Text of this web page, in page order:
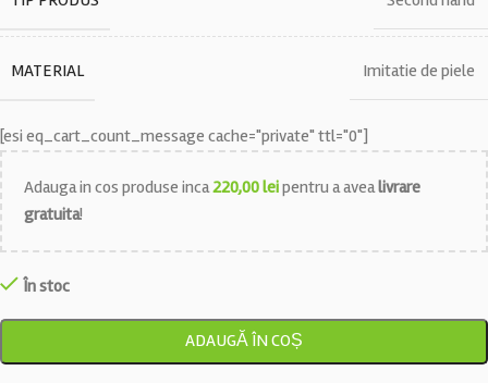
MATERIAL Imitatie de piele
[esi eq_cart_count_message cache="private" ttl="0"]
Adauga in cos produse inca220,00leipentru a avealivrare
gratuita!
În stoc
ADAUGĂ ÎN COȘ